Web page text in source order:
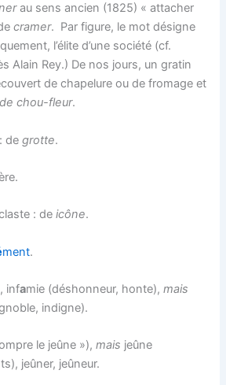
au sens ancien (1825) « attacher
cramer. Par figure, le mot désigne
l’élite d’une société (cf.
Alain Rey.) De nos jours, un gratin
de chapelure ou de fromage et
chou-fleur.
degrotte.
: deicône.
ment.
infamie (déshonneur, honte),mais
indigne).
le jeûne »),mais jeûne
jeûner, jeûneur.